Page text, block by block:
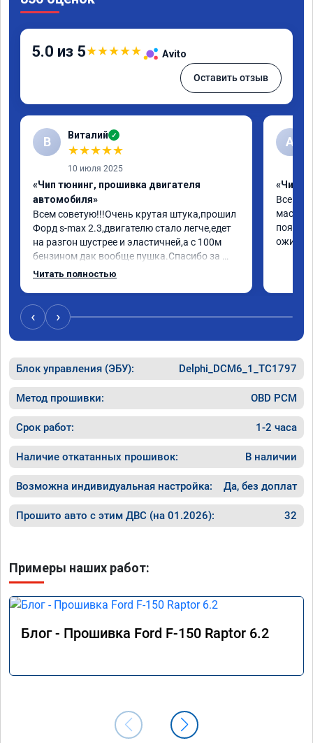
5.0 из 5★★★★★ Avito
Оставить отзыв
В Виталий ✓
★★★★★
10 июля 2025
«Чип тюнинг, прошивка двигателя
автомобиля»
Всем советую!!!Очень крутая штука,прошил
Форд s-max 2.3,двигателю стало легче,едет
на разгон шустрее и эластичней,а с 100м
бензином дак вообще пушка.Спасибо за
работу,за эмоции.Желаю
рекомендовать друзьям и знакомым.
Читать полностью
А
«Чип
Все
мастер
ожил.
‹ ›
Блок управления (ЭБУ): Delphi_DCM6_1_TC1797
Метод прошивки: OBD PCM
Срок работ: 1-2 часа
Наличие откатанных прошивок: В наличии
Возможна индивидуальная настройка: Да, без доплат
Прошито авто с этим ДВС (на 01.2026): 32
Примеры наших работ:
Блог - Прошивка Ford F-150 Raptor 6.2